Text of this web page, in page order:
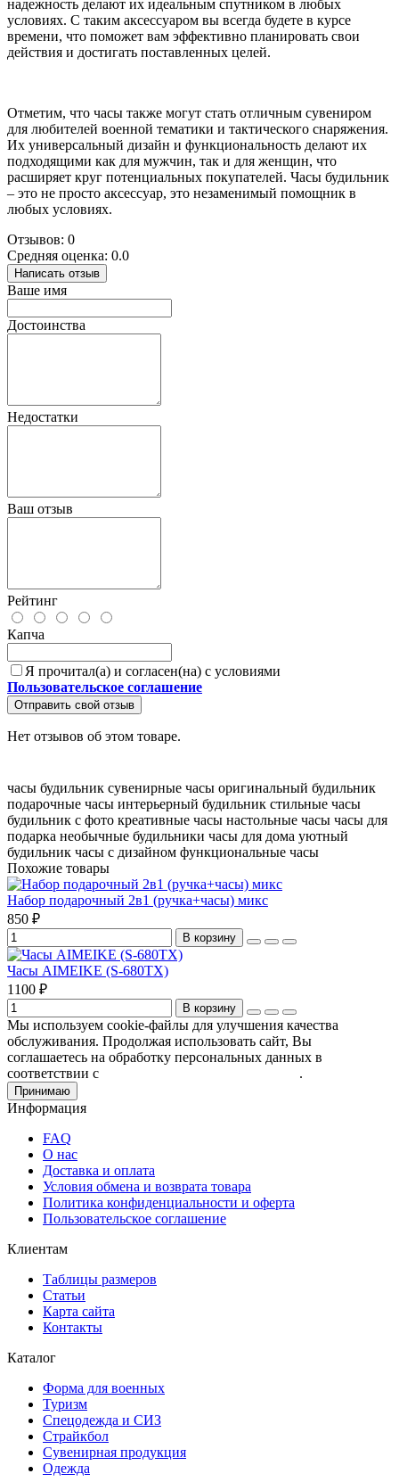
надежность делают их идеальным спутником в любых
условиях. С таким аксессуаром вы всегда будете в курсе
времени, что поможет вам эффективно планировать свои
действия и достигать поставленных целей.
Отметим, что часы также могут стать отличным сувениром
для любителей военной тематики и тактического снаряжения.
Их универсальный дизайн и функциональность делают их
подходящими как для мужчин, так и для женщин, что
расширяет круг потенциальных покупателей. Часы будильник
– это не просто аксессуар, это незаменимый помощник в
любых условиях.
Отзывов: 0
Средняя оценка: 0.0
Написать отзыв
Ваше имя
Достоинства
Недостатки
Ваш отзыв
Рейтинг
Капча
Я прочитал(а) и согласен(на) с условиями
Пользовательское соглашение
Отправить свой отзыв
Нет отзывов об этом товаре.
часы будильник сувенирные часы оригинальный будильник
подарочные часы интерьерный будильник стильные часы
будильник с фото креативные часы настольные часы часы для
подарка необычные будильники часы для дома уютный
будильник часы с дизайном функциональные часы
Похожие товары
Набор подарочный 2в1 (ручка+часы) микс
850 ₽
В корзину
Часы AIMEIKE (S-680TX)
1100 ₽
В корзину
Мы используем cookie-файлы для улучшения качества
обслуживания. Продолжая использовать сайт, Вы
соглашаетесь на обработку персональных данных в
соответствии с
.
Принимаю
Информация
FAQ
О нас
Доставка и оплата
Условия обмена и возврата товара
Политика конфиденциальности и оферта
Пользовательское соглашение
Клиентам
Таблицы размеров
Статьи
Карта сайта
Контакты
Каталог
Форма для военных
Туризм
Спецодежда и СИЗ
Страйкбол
Сувенирная продукция
Одежда